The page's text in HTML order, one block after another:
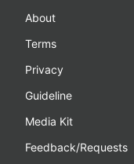
About
Terms
Privacy
Guideline
Media Kit
Feedback/Requests